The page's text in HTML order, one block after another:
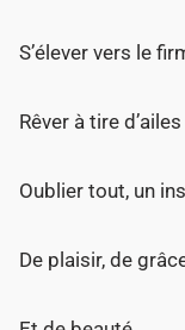
S’élever vers le
Rêver à tire
Oublier tout, un
De plaisir, de